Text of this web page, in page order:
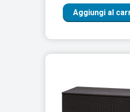
Aggiungi al